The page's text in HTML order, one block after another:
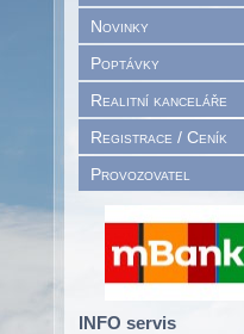
Novinky
Poptávky
Realitní kanceláře
Registrace / Ceník
Provozovatel
INFO servis